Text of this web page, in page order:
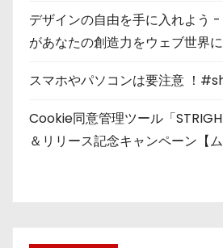
デザインの自由を手に入れよう
があなたの創造力をウェブ世界
スマホやパソコンは要注意 ！
Cookie同意管理ツール「
＆リリース記念キャンペーン【